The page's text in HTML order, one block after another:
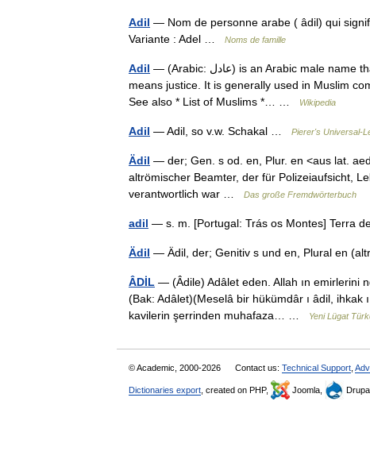
Adil — Nom de personne arabe ( âdil) qui
Variante : Adel …
Noms de famille
Adil — (Arabic: عادل) is an Arabic male name that is derived form the Arabic word Adl (Arabic: عدل) which
means justice. It is generally used in Muslim
See also * List of Muslims *… …
Wikipedia
Adil — Adil, so v.w. Schakal … Pierer's Universal-
Ädil — der; Gen. s od. en, Plur. en <aus lat.
altrömischer Beamter, der für Polizeiaufsicht,
verantwortlich war …
Das große Fremdwörterbuch
adil — s. m. [Portugal: Trás os Montes] Terra
Ädil — Ädil, der; Genitiv s und en, Plural en
ÂDİL — (Âdile) Adâlet eden. Allah ın emirlerini
(Bak: Adâlet)(Meselâ bir hükümdâr ı âdil, ihkak
kavilerin şerrinden muhafaza… …
Yeni Lügat
© Academic, 2000-2026 Contact us: Technical Support
Dictionaries export , created on PHP, Joomla,